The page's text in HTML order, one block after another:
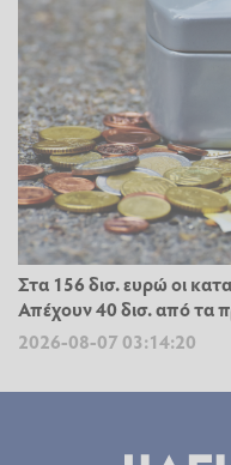
Στα 156 δισ. ευρώ οι
Απέχουν 40 δισ. από τα
2026-08-07 03:14:20